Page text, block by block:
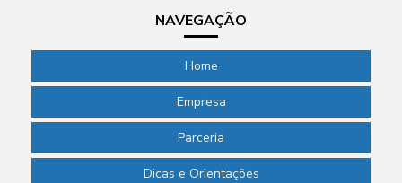
NAVEGAÇÃO
Home
Empresa
Parceria
Dicas e Orientações